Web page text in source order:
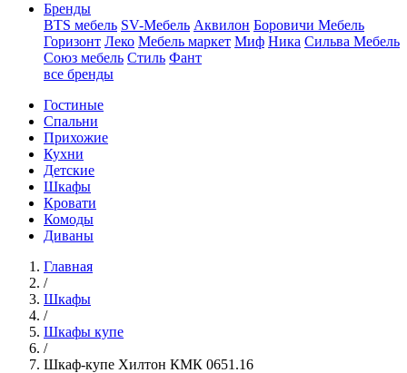
Бренды
BTS мебель SV-Мебель Аквилон Боровичи Мебель
Горизонт Леко Мебель маркет Миф Ника Сильва Мебель
Союз мебель Стиль Фант
все бренды
Гостиные
Спальни
Прихожие
Кухни
Детские
Шкафы
Кровати
Комоды
Диваны
Главная
/
Шкафы
/
Шкафы купе
/
Шкаф-купе Хилтон КМК 0651.16